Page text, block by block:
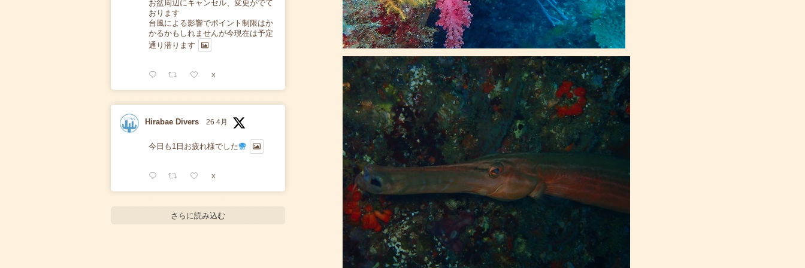
お盆周辺にキャンセル、変更がでて
おります
台風による影響でポイント制限はか
かるかもしれませんが今現在は予定
通り潜ります
X
Hirabae Divers 26 4月
今日も1日お疲れ様でした
X
さらに読み込む